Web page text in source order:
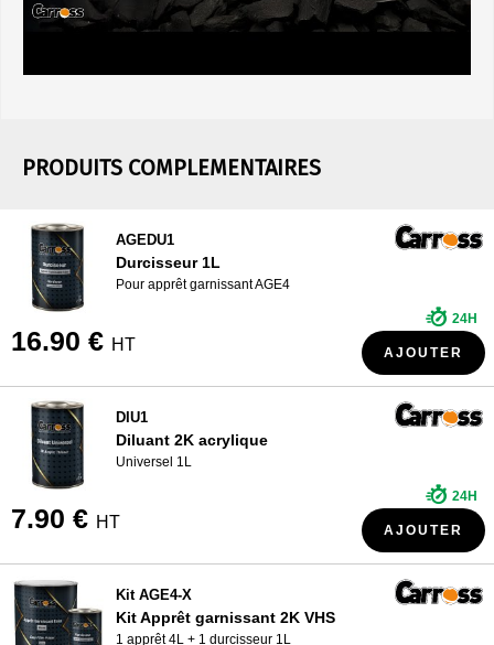
PRODUITS COMPLEMENTAIRES
AGEDU1
Durcisseur 1L
Pour apprêt garnissant AGE4
16.90 € HT
24H
AJOUTER
DIU1
Diluant 2K acrylique
Universel 1L
7.90 € HT
24H
AJOUTER
Kit AGE4-X
Kit Apprêt garnissant 2K VHS
1 apprêt 4L + 1 durcisseur 1L